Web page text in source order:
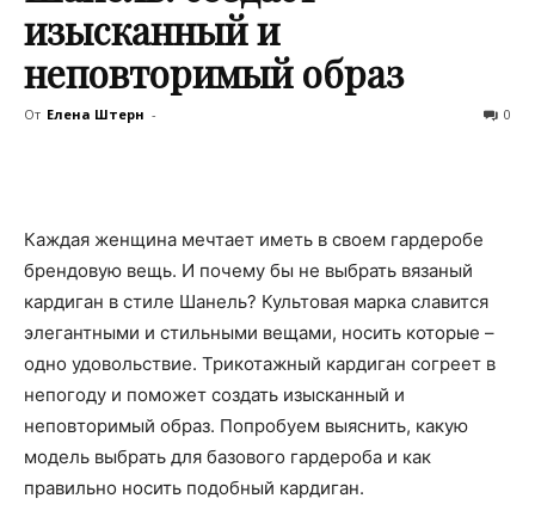
изысканный и
неповторимый образ
От Елена Штерн - 0
Каждая женщина мечтает иметь в своем гардеробе
брендовую вещь. И почему бы не выбрать вязаный
кардиган в стиле Шанель? Культовая марка славится
элегантными и стильными вещами, носить которые –
одно удовольствие. Трикотажный кардиган согреет в
непогоду и поможет создать изысканный и
неповторимый образ. Попробуем выяснить, какую
модель выбрать для базового гардероба и как
правильно носить подобный кардиган.